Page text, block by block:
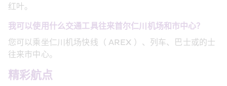
红叶。
我可以使用什么交通工具往来首尔仁川机场和市中心？
您可以乘坐仁川机场快线（ AREX ）、列车、巴士或的士
往来市中心。
精彩航点